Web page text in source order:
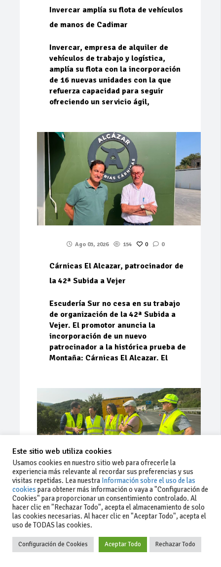
Invercar amplía su flota de vehículos
de manos de Cadimar
Invercar, empresa de alquiler de
vehículos de trabajo y logística,
amplía su flota con la incorporación
de 16 nuevas unidades con la que
refuerza capacidad para seguir
ofreciendo un servicio ágil,
Ago 03, 2026 154 0 0
Cárnicas El Alcazar, patrocinador de
la 42ª Subida a Vejer
Escudería Sur no cesa en su trabajo
de organización de la 42ª Subida a
Vejer. El promotor anuncia la
incorporación de un nuevo
patrocinador a la histórica prueba de
Montaña: Cárnicas El Alcazar. El
Ago 03, 2026 81 0 0
La Junta implementa mejoras en la
A381 por Los Barrios
Este sitio web utiliza cookies
Usamos cookies en nuestro sitio web para ofrecerle la
experiencia más relevante al recordar sus preferencias y sus
visitas repetidas. Lea nuestra Información sobre el uso de las
cookies para obtener más información o vaya a "Configuración de
Cookies" para proporcionar un consentimiento controlado. Al
hacer clic en "Rechazar Todo", acepta el almacenamiento de solo
las cookies necesarias. Al hacer clic en "Aceptar Todo", acepta el
uso de TODAS las cookies.
Configuración de Cookies Aceptar Todo Rechazar Todo